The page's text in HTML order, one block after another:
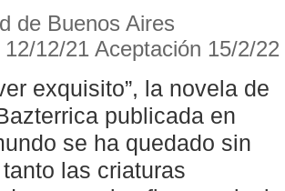
de Buenos Aires
12/12/21 Aceptación 15/2/22
exquisito”, la novela de
publicada en
se ha quedado sin
las criaturas